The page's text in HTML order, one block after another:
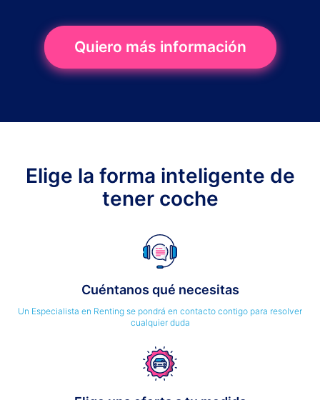
Quiero más información
Elige la forma inteligente de
tener coche
Cuéntanos qué necesitas
Un Especialista en Renting se pondrá en contacto contigo para resolver
cualquier duda